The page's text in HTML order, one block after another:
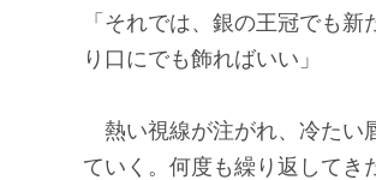
「それでは、銀の王冠でも
り口にでも飾ればいい」
熱い視線が注がれ、冷たい
ていく。何度も繰り返してき